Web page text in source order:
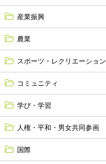
産業振興
農業
スポーツ・レクリエーション
コミュニティ
学び・学習
人権・平和・男女共同参画
国際